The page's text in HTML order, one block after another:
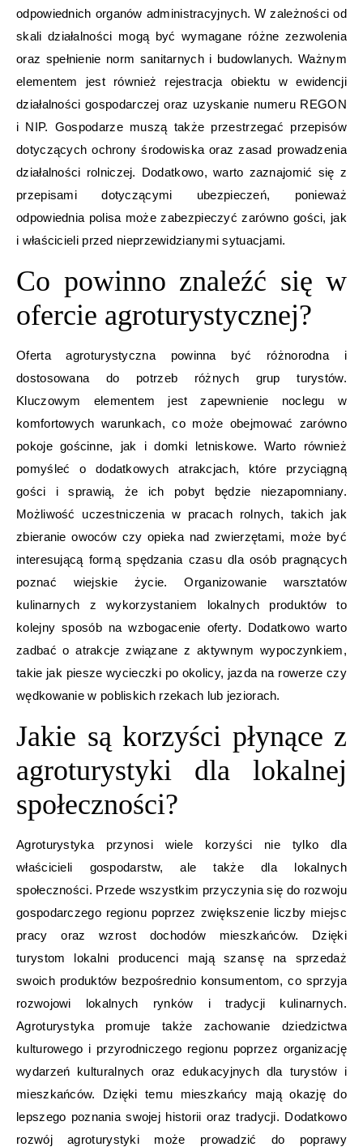
odpowiednich organów administracyjnych. W zależności od
skali działalności mogą być wymagane różne zezwolenia
oraz spełnienie norm sanitarnych i budowlanych. Ważnym
elementem jest również rejestracja obiektu w ewidencji
działalności gospodarczej oraz uzyskanie numeru REGON
i NIP. Gospodarze muszą także przestrzegać przepisów
dotyczących ochrony środowiska oraz zasad prowadzenia
działalności rolniczej. Dodatkowo, warto zaznajomić się z
przepisami dotyczącymi ubezpieczeń, ponieważ
odpowiednia polisa może zabezpieczyć zarówno gości, jak
i właścicieli przed nieprzewidzianymi sytuacjami.
Co powinno znaleźć się w
ofercie agroturystycznej?
Oferta agroturystyczna powinna być różnorodna i
dostosowana do potrzeb różnych grup turystów.
Kluczowym elementem jest zapewnienie noclegu w
komfortowych warunkach, co może obejmować zarówno
pokoje gościnne, jak i domki letniskowe. Warto również
pomyśleć o dodatkowych atrakcjach, które przyciągną
gości i sprawią, że ich pobyt będzie niezapomniany.
Możliwość uczestniczenia w pracach rolnych, takich jak
zbieranie owoców czy opieka nad zwierzętami, może być
interesującą formą spędzania czasu dla osób pragnących
poznać wiejskie życie. Organizowanie warsztatów
kulinarnych z wykorzystaniem lokalnych produktów to
kolejny sposób na wzbogacenie oferty. Dodatkowo warto
zadbać o atrakcje związane z aktywnym wypoczynkiem,
takie jak piesze wycieczki po okolicy, jazda na rowerze czy
wędkowanie w pobliskich rzekach lub jeziorach.
Jakie są korzyści płynące z
agroturystyki dla lokalnej
społeczności?
Agroturystyka przynosi wiele korzyści nie tylko dla
właścicieli gospodarstw, ale także dla lokalnych
społeczności. Przede wszystkim przyczynia się do rozwoju
gospodarczego regionu poprzez zwiększenie liczby miejsc
pracy oraz wzrost dochodów mieszkańców. Dzięki
turystom lokalni producenci mają szansę na sprzedaż
swoich produktów bezpośrednio konsumentom, co sprzyja
rozwojowi lokalnych rynków i tradycji kulinarnych.
Agroturystyka promuje także zachowanie dziedzictwa
kulturowego i przyrodniczego regionu poprzez organizację
wydarzeń kulturalnych oraz edukacyjnych dla turystów i
mieszkańców. Dzięki temu mieszkańcy mają okazję do
lepszego poznania swojej historii oraz tradycji. Dodatkowo
rozwój agroturystyki może prowadzić do poprawy